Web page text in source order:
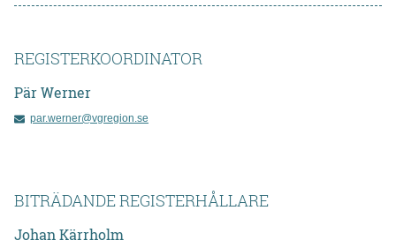
REGISTERKOORDINATOR
PärWerner
par.werner@vgregion.se
BITRÄDANDE REGISTERHÅLLARE
Johan Kärrholm